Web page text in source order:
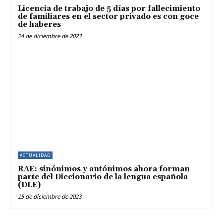
Licencia de trabajo de 5 días por fallecimiento
de familiares en el sector privado es con goce
de haberes
24 de diciembre de 2023
ACTUALIDAD
RAE: sinónimos y antónimos ahora forman
parte del Diccionario de la lengua española
(DLE)
15 de diciembre de 2023